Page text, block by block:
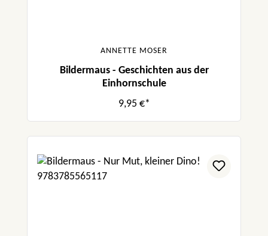
ANNETTE MOSER
Bildermaus - Geschichten aus der
Einhornschule
9,95 €*